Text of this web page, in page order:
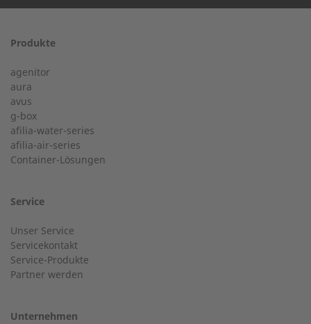
Postleitzahl
Nachname
Ort
Service Hotline für eine Installation ab 50 kW.
24-h-Service bis 50 kW
Service Hotline für eine Installation bis 50 kW (g-box 20
und g-box 50).
+49 (0) 2568 9347-2707
Produkte
agenitor
aura
avus
g-box
afilia-water-series
afilia-air-series
Container-Lösungen
Service
Unser Service
Servicekontakt
Service-Produkte
Partner werden
Unternehmen